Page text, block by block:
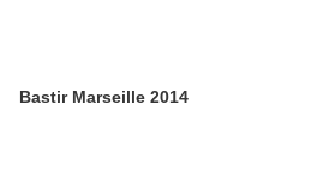
Bastir Marseille 2014